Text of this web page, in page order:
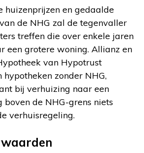
huizenprijzen en gedaalde
de NHG zal de tegenvaller
treffen die over enkele jaren
een grotere woning. Allianz en
van Hypotrust
hypotheken zonder NHG,
bij verhuizing naar een
de NHG-grens niets
verhuisregeling.